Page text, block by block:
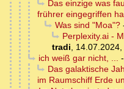
Das einzige was
frührer eingegriffen
Was sind "Moa"?
Perplexity.ai -
tradi,
ich weiß gar nicht, ... -
Das galaktische
im Raumschiff Erde